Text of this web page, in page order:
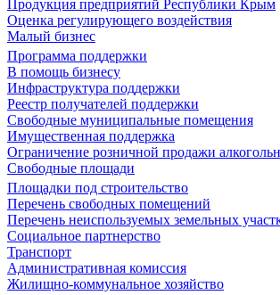
Продукция предприятий Республики Крым
Оценка регулирующего воздействия
Малый бизнес
Программа поддержки
В помощь бизнесу
Инфраструктура поддержки
Реестр получателей поддержки
Свободные муниципальные помещения
Имущественная поддержка
Ограничение розничной продажи
Свободные площади
Площадки под строительство
Перечень свободных помещений
Перечень неиспользуемых земельных
Социальное партнерство
Транспорт
Административная комиссия
Жилищно-коммунальное хозяйство